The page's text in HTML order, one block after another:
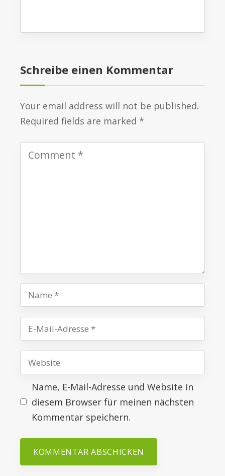
Schreibe einen Kommentar
Your email address will not be published.
Required fields are marked *
Name
Mail-
Adresse
Website
Name, E-Mail-Adresse und Website in
diesem Browser für meinen nächsten
Kommentar speichern.